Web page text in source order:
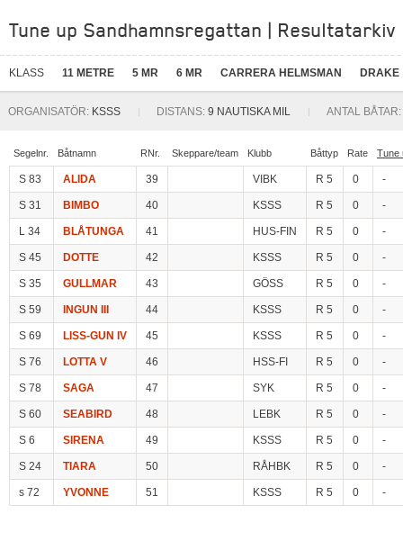
Tune up Sandhamnsregattan | Resultatarkiv
KLASS 11 METRE 5 MR 6 MR CARRERA HELMSMAN DRAKE
ORGANISATÖR: KSSS DISTANS: 9 NAUTISKA MIL ANTAL BÅTAR:
Segelnr. Båtnamn RNr. Skeppare/team Klubb Båttyp Rate Tune
S 83 ALIDA 39 VIBK R 5 0 -
S 31 BIMBO 40 KSSS R 5 0 -
L 34 BLÅTUNGA 41 HUS-FIN R 5 0 -
S 45 DOTTE 42 KSSS R 5 0 -
S 35 GULLMAR 43 GÖSS R 5 0 -
S 59 INGUN III 44 KSSS R 5 0 -
S 69 LISS-GUN IV 45 KSSS R 5 0 -
S 76 LOTTA V 46 HSS-FI R 5 0 -
S 78 SAGA 47 SYK R 5 0 -
S 60 SEABIRD 48 LEBK R 5 0 -
S 6 SIRENA 49 KSSS R 5 0 -
S 24 TIARA 50 RÅHBK R 5 0 -
s 72 YVONNE 51 KSSS R 5 0 -